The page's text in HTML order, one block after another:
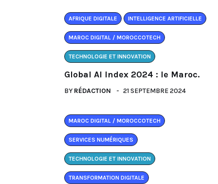
AFRIQUE DIGITALE INTELLIGENCE ARTIFICIELLE
MAROC DIGITAL / MOROCCOTECH
TECHNOLOGIE ET INNOVATION
Global AI Index 2024 : le Maroc.
BY RÉDACTION 21 SEPTEMBRE 2024
MAROC DIGITAL / MOROCCOTECH
SERVICES NUMÉRIQUES
TECHNOLOGIE ET INNOVATION
TRANSFORMATION DIGITALE